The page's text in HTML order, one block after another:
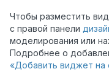
Чтобы разместить
с правой панели
моделирования или
Подробнее о
«Добавить виджет на